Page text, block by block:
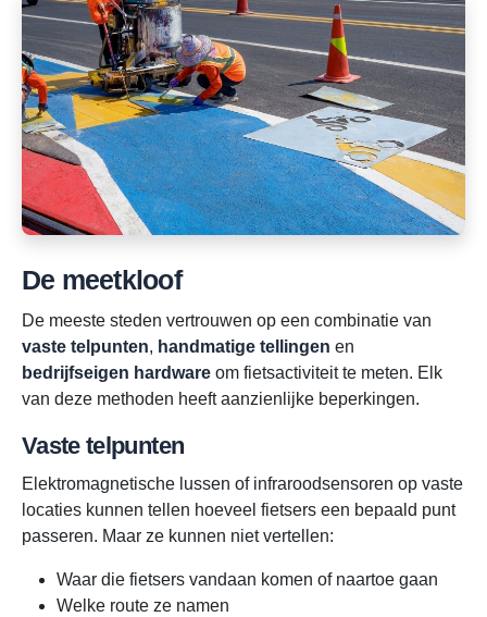
De meetkloof
De meeste steden vertrouwen op een combinatie van
vaste telpunten, handmatige tellingen en
bedrijfseigen hardware om fietsactiviteit te meten. Elk
van deze methoden heeft aanzienlijke beperkingen.
Vaste telpunten
Elektromagnetische lussen of infraroodsensoren op vaste
locaties kunnen tellen hoeveel fietsers een bepaald punt
passeren. Maar ze kunnen niet vertellen:
Waar die fietsers vandaan komen of naartoe gaan
Welke route ze namen